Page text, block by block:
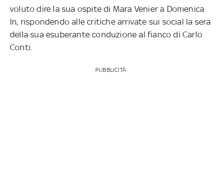
voluto dire la sua ospite di Mara Venier a Domenica
In, rispondendo alle critiche arrivate sui social la sera
della sua esuberante conduzione al fianco di Carlo
Conti.
PUBBLICITÀ